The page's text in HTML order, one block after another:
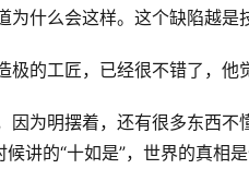
什么会这样。这个缺陷越是
的工匠，已经很不错了，
为明摆着，还有很多东西
讲的“十如是”，世界的真相